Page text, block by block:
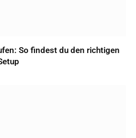
So findest du den richtigen